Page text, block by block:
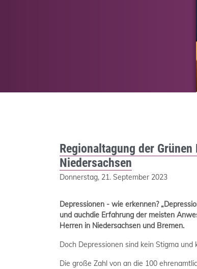
Regionaltagung der
Niedersachsen
Donnerstag, 21. September 2023
Depressionen - wie erkennen?
und auchdie Erfahrung der meisten
Herren in Niedersachsen und Bremen.
Doch Depressionen sind kein Stigma
Die große Zahl von an die 100